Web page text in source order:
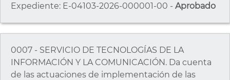
Expediente: E-04103-2026-000001-00 - Aprobado
0007 - SERVICIO DE TECNOLOGÍAS DE LA
INFORMACIÓN Y LA COMUNICACIÓN. Da cuenta
de las actuaciones de implementación de las